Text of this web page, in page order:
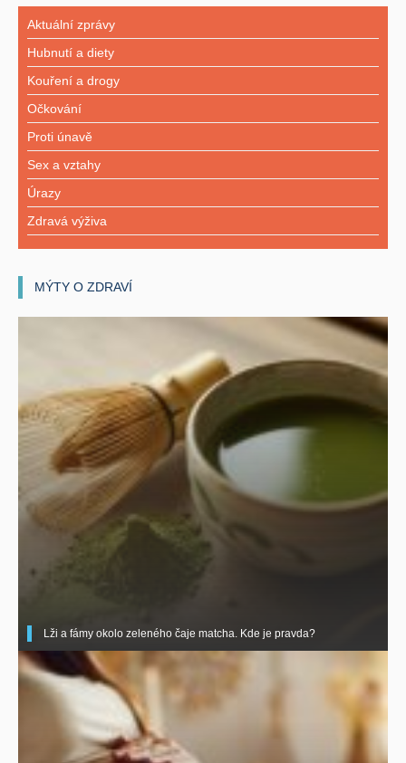
Aktuální zprávy
Hubnutí a diety
Kouření a drogy
Očkování
Proti únavě
Sex a vztahy
Úrazy
Zdravá výživa
MÝTY O ZDRAVÍ
Lži a fámy okolo zeleného čaje matcha. Kde je pravda?